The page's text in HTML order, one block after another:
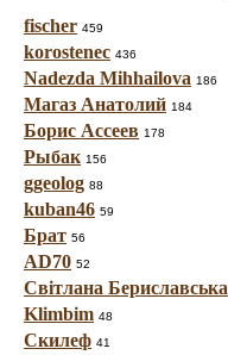
fischer 459
korostenec 436
Nadezda Mihhailova 186
Магаз Анатолий 184
Борис Ассеев 178
Рыбак 156
ggeolog 88
kuban46 59
Брат 56
AD70 52
Світлана Бериславська
Klimbim 48
Скилеф 41